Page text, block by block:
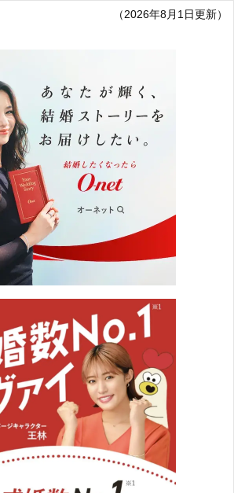
（2026年8月1日更新）